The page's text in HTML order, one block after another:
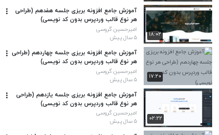
۱۸:۰۲
آموزش جامع افزونه بریزی جلسه هفدهم (طراحی
هر نوع قالب وردپرس بدون کد نویسی)
امیرحسین گروسی
۵ سال پیش
۱۷:۲۰
آموزش جامع افزونه بریزی جلسه چهاردهم (طراحی
هر نوع قالب وردپرس بدون کد نویسی)
امیرحسین گروسی
۵ سال پیش
۰۲:۲۲
آموزش جامع افزونه بریزی جلسه یازدهم (طراحی
هر نوع قالب وردپرس بدون کد نویسی)
امیرحسین گروسی
۵ سال پیش